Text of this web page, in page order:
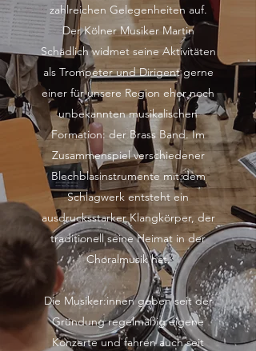
zahlreichen Gelegenheiten auf.
Der Kölner Musiker Martin
Schädlich widmet seine Aktivitäten
als Trompeter und Dirigent gerne
einer für unsere Region eher noch
unbekannten musikalischen
Formation: der Brass Band. Im
Zusammenspiel verschiedener
Blechblasinstrumente mit dem
Schlagwerk entsteht ein
ausdrucksstarker Klangkörper, der
traditionell seine Heimat in der
Choralmusik hat.
Die Musiker:innen geben seit der
Gründung regelmäßig eigene
Konzerte und fahren auch seit